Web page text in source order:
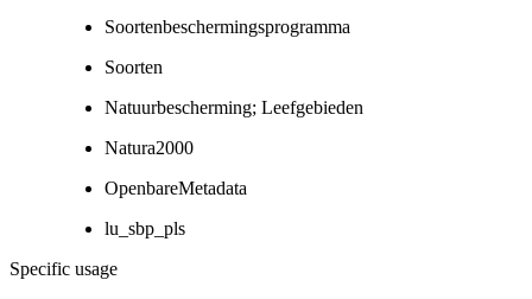
Soortenbeschermingsprogramma
Soorten
Natuurbescherming; Leefgebieden
Natura2000
OpenbareMetadata
lu_sbp_pls
Specific usage